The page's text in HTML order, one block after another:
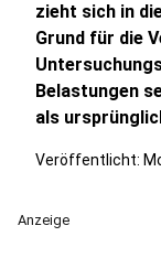
zieht sich in
Grund für die
Belastungen
als
Veröffentlicht:
Anzeige